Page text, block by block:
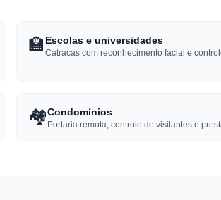
🏫 Escolas e universidades
Catracas com reconhecimento facial e
🏘️Condomínios
Portaria remota, controle de visitantes e